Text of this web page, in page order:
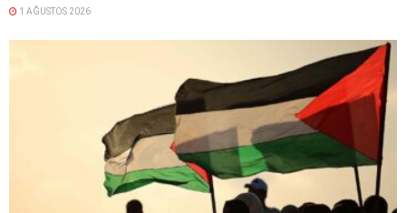
1 AĞUSTOS 2026